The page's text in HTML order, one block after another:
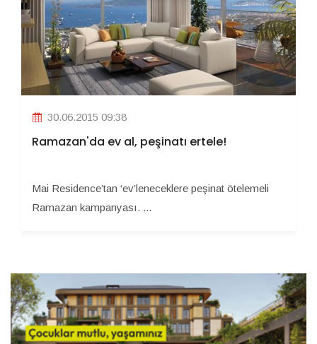
30.06.2015 09:38
Ramazan'da ev al, peşinatı ertele!
Mai Residence’tan ‘ev’leneceklere peşinat ötelemeli
Ramazan kampanyası. ...